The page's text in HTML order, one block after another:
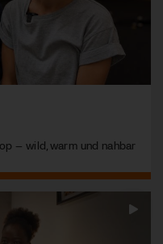
– wild, warm und nahbar